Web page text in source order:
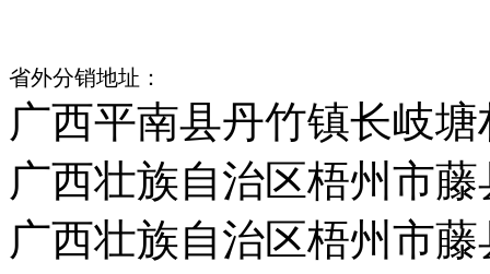
省外分销地址：
广西平南县丹竹镇长岐塘
广西壮族自治区梧州市
广西壮族自治区梧州市